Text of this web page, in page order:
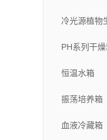
冷光源植物
PH系列干燥
恒温水箱
振荡培养箱
血液冷藏箱